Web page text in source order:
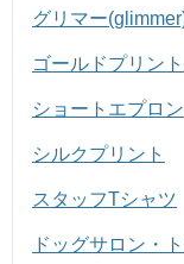
グリマー
ゴールドプリント
ショートエプロン
シルクプリント
スタッフTシャツ
ドッグサロン・